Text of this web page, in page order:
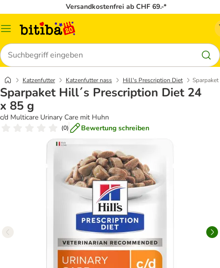
Versandkostenfrei ab CHF 69.-*
Menü
Suchen
Katzenfutter Katzenfutter nass Hill's Prescription Diet
Sparpaket Hill´s Prescription Diet 24
x 85 g
c/d Multicare Urinary Care mit Huhn
(0) Bewertung schreiben